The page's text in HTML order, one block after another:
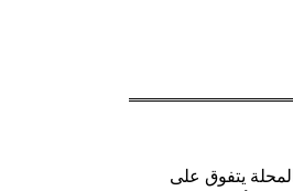
يتفوق على